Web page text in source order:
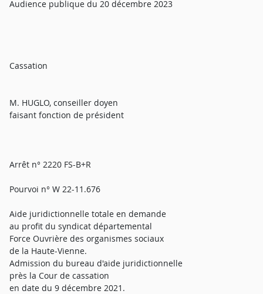
Audience publique du 20 décembre 2023
Cassation
M. HUGLO, conseiller doyen
faisant fonction de président
Arrêt n° 2220 FS-B+R
Pourvoi n° W 22-11.676
Aide juridictionnelle totale en demande
au profit du syndicat départemental
Force Ouvrière des organismes sociaux
de la Haute-Vienne.
Admission du bureau d'aide juridictionnelle
près la Cour de cassation
en date du 9 décembre 2021.